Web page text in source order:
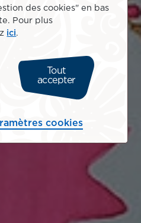
des cookies" en bas
Pour plus
ici.
Tout
accepter
cookies